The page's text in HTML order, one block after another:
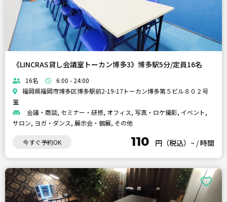
《LINCRAS貸し会議室トーカン博多3》博多駅5分/定員16名
16名
6:00 - 24:00
福岡県福岡市博多区博多駅前2-19-17トーカン博多第５ビル８０２号
室
会議・商談, セミナー・研修, オフィス, 写真・ロケ撮影, イベント,
サロン, ヨガ・ダンス, 展示会・個展, その他
今すぐ予約OK 110 円（税込）~ /時間